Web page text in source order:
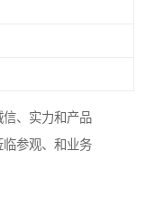
、实力和产品
参观、和业务